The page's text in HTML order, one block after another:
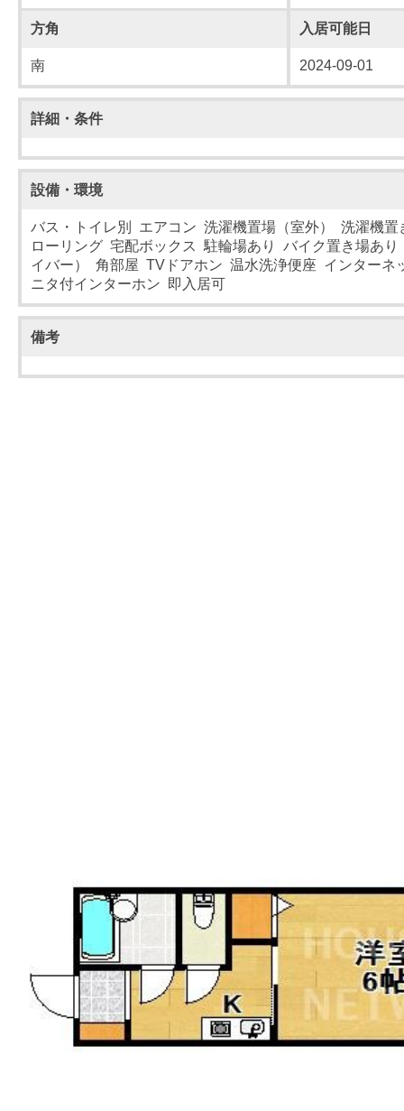
方角 入居可能日
南 2024-09-01
詳細・条件
設備・環境
バス・トイレ別 エアコン 洗濯機置場（室外） 洗濯機
ローリング 宅配ボックス 駐輪場あり バイク置き場あ
イバー） 角部屋 TVドアホン 温水洗浄便座 インターネ
ニタ付インターホン 即入居可
備考